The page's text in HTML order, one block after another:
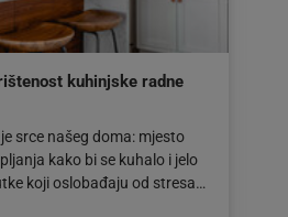
kuhinjske radne
srce našeg doma: mjesto
kako bi se kuhalo i jelo
koji oslobađaju od stresa…